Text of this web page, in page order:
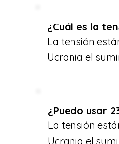
¿Cuál es la
La tensión
Ucrania el
¿Puedo usar
La tensión
Ucrania el